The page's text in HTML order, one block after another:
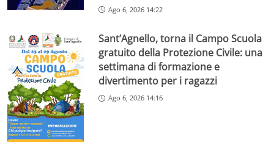
Ago 6, 2026 14:22
Sant’Agnello, torna il Campo Scuola
gratuito della Protezione Civile: una
settimana di formazione e
divertimento per i ragazzi
Ago 6, 2026 14:16